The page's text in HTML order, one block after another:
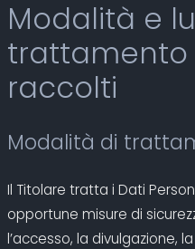
Modalità e
trattamento
raccolti
Modalità di
Il Titolare tratta i Dati
opportune misure di
l’accesso, la divulgazione,